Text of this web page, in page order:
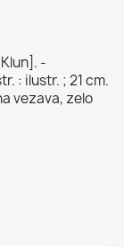
-
: ilustr. ; 21 cm.
vezava, zelo